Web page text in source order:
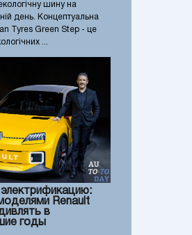
шину на
день. Концептуальна
Tyres Green Step - це
...
электрификацию:
Renault
в
годы